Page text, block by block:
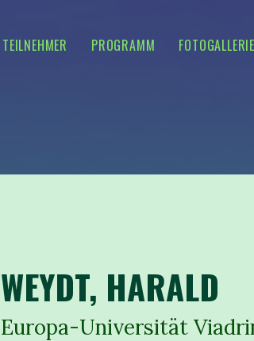
TEILNEHMER PROGRAMM FOTOGALLERIE
WEYDT, HARALD
Europa-Universität